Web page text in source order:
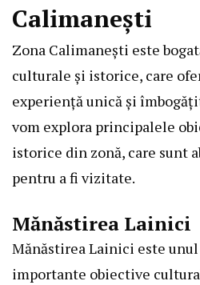
Calimanești
Zona Calimanești este
culturale și istorice, care
experiență unică și
vom explora principalele
istorice din zonă, care sunt
pentru a fi vizitate.
Mănăstirea Lainici
Mănăstirea Lainici este
importante obiective